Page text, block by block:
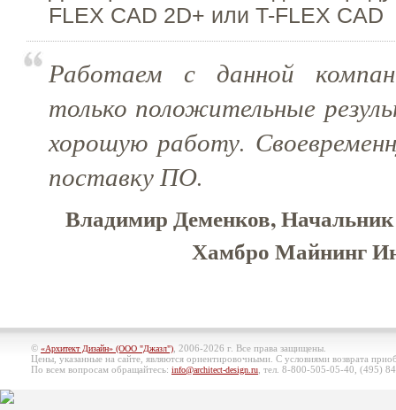
FLEX CAD 2D+ или T-FLEX CAD
Работаем с данной
только положительные
хорошую работу.
поставку ПО.
Владимир Деменков,
Хамбро Майнинг
© «Архитект Дизайн» (ООО "Джазл") , 2006-2026 г. Все права защищены.
Цены, указанные на сайте, являются ориентировочными. С условиями возврата
По всем вопросам обращайтесь: info@architect-design.ru , тел. 8-800-505-05-40, (495)